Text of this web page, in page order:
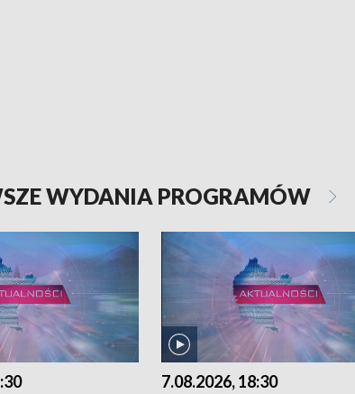
WYDANIA PROGRAMÓW
7.08.2026, 18:30